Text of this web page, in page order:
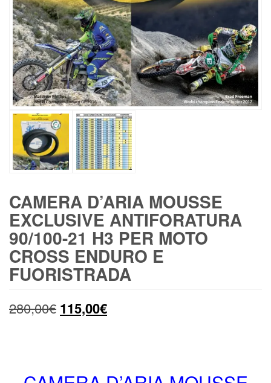
CAMERA D’ARIA MOUSSE
EXCLUSIVE ANTIFORATURA
90/100-21 H3 PER MOTO
CROSS ENDURO E
FUORISTRADA
280,00€ Il
era:
115,00€Il
è: